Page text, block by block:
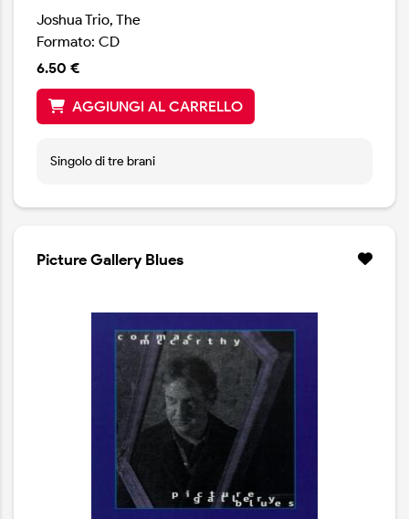
Joshua Trio, The
Formato: CD
6.50 €
AGGIUNGI AL CARRELLO
Singolo di tre brani
Picture Gallery Blues